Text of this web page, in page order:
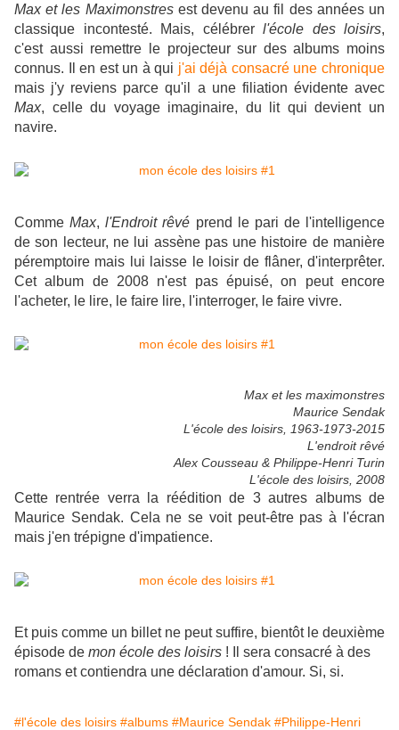
Max et les Maximonstresest devenu au fil des années un
classique incontesté. Mais, célébrerl'école des loisirs,
c'est aussi remettre le projecteur sur des albums moins
connus. Il en est un à qui j'ai déjà consacré une chronique
mais j'y reviens parce qu'il a une filiation évidente avec
Max, celle du voyage imaginaire, du lit qui devient un
navire.
CommeMax,l'Endroit rêvé prend le pari de l'intelligence
de son lecteur, ne lui assène pas une histoire de manière
péremptoire mais lui laisse le loisir de flâner, d'interprêter.
Cet album de 2008 n'est pas épuisé, on peut encore
l'acheter, le lire, le faire lire, l'interroger, le faire vivre.
Max et les maximonstres
Maurice Sendak
L'école des loisirs, 1963-1973-2015
L'endroit rêvé
Alex Cousseau & Philippe-Henri Turin
L'école des loisirs, 2008
Cette rentrée verra la réédition de 3 autres albums de
Maurice Sendak. Cela ne se voit peut-être pas à l'écran
mais j'en trépigne d'impatience.
Et puis comme un billet ne peut suffire, bientôt le deuxième
épisode de mon école des loisirs ! Il sera consacré à des
romans et contiendra une déclaration d'amour. Si, si.
#l'école des loisirs #albums #Maurice Sendak #Philippe-Henri